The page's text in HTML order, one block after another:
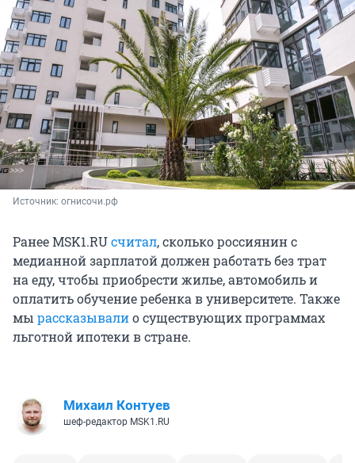
Источник: огнисочи.рф
Ранее MSK1.RUсчитал, сколько россиянин с
медианной зарплатой должен работать без трат
на еду, чтобы приобрести жилье, автомобиль и
оплатить обучение ребенка в университете. Также
мы рассказывалио существующих программах
льготной ипотеки в стране.
Михаил Контуев
шеф-редактор MSK1.RU